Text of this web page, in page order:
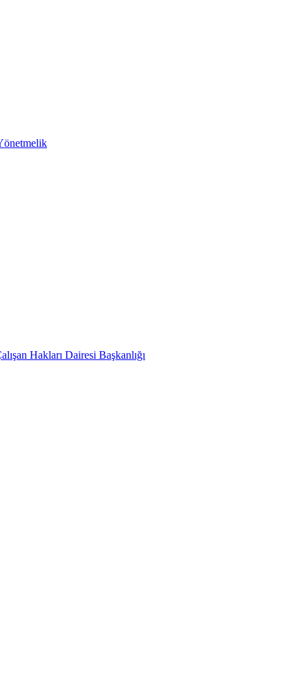
Hakları Dairesi Başkanlığı